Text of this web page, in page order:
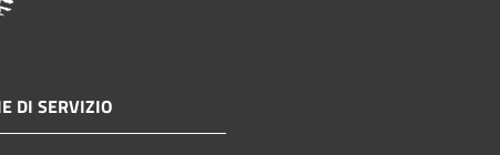
DI SERVIZIO